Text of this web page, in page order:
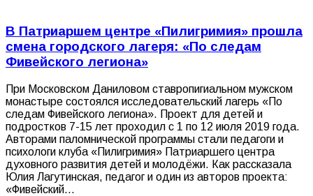
В Патриаршем центре «Пилигримия» прошла
смена городского лагеря: «По следам
Фивейского легиона»
При Московском Даниловом ставропигиальном мужском
монастыре состоялся исследовательский лагерь «По
следам Фивейского легиона». Проект для детей и
подростков 7-15 лет проходил с 1 по 12 июля 2019 года.
Авторами паломнической программы стали педагоги и
психологи клуба «Пилигримия» Патриаршего центра
духовного развития детей и молодёжи. Как рассказала
Юлия Лагутинская, педагог и один из авторов проекта:
«Фивейский…